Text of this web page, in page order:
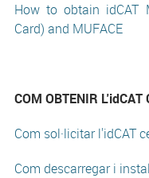
How to obtain idCAT
Card) and MUFACE
COM OBTENIR L'idCAT
Com sol·licitar l'idCAT
Com descarregar i